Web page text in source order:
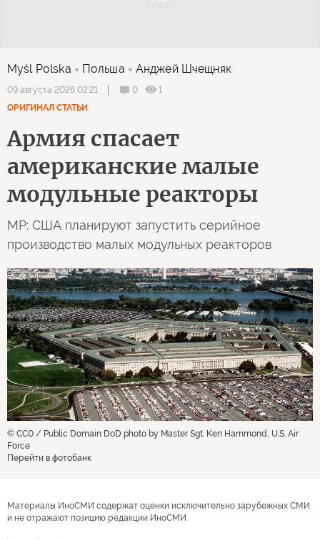
Myśl Polska Польша Анджей Шчещняк
09 августа 2026 02:21 0
1
ОРИГИНАЛ СТАТЬИ
Армия спасает
американские малые
модульные реакторы
MP: США планируют запустить серийное
производство малых модульных реакторов
© CC0 / Public Domain DoD photo by Master Sgt. Ken Hammond, U.S. Air
Force
Перейти в фотобанк
Материалы ИноСМИ содержат оценки исключительно зарубежных СМИ
и не отражают позицию редакции ИноСМИ